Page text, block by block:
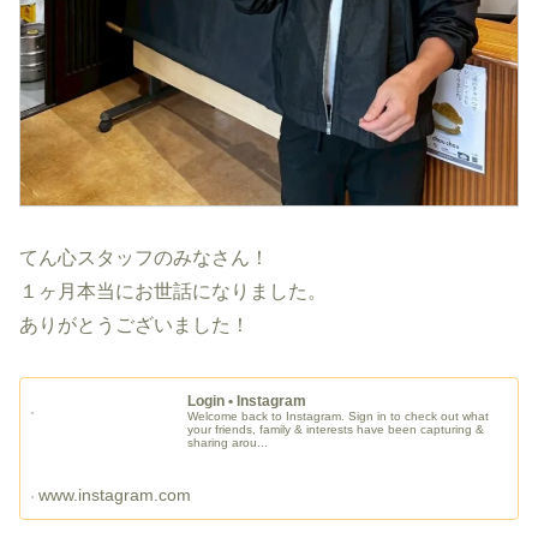
てん心スタッフのみなさん！
１ヶ月本当にお世話になりました。
ありがとうございました！
Login • Instagram
Welcome back to Instagram. Sign in to check out what
your friends, family & interests have been capturing &
sharing arou...
www.instagram.com